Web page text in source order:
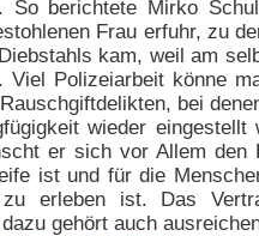
So berichtete Mirko
Frau erfuhr, zu
kam, weil am
Viel Polizeiarbeit könne
bei
wieder eingestellt
er sich vor Allem den
ist und für die
erleben ist. Das
gehört auch